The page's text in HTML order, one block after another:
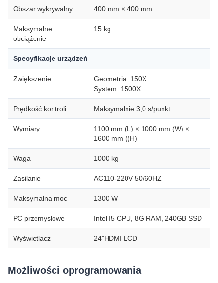
Obszar wykrywalny 400 mm × 400 mm
Maksymalne
obciążenie
15 kg
Specyfikacje urządzeń
Zwiększenie
Geometria: 150X
System: 1500X
Prędkość kontroli Maksymalnie 3,0 s/punkt
Wymiary
1100 mm (L) × 1000 mm (W) ×
1600 mm ((H)
Waga 1000 kg
Zasilanie AC110-220V 50/60HZ
Maksymalna moc 1300 W
PC przemysłowe Intel I5 CPU, 8G RAM, 240GB SSD
Wyświetlacz 24"HDMI LCD
Możliwości oprogramowania